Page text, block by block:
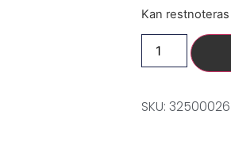
Kan restnoteras
SKU: 32500026